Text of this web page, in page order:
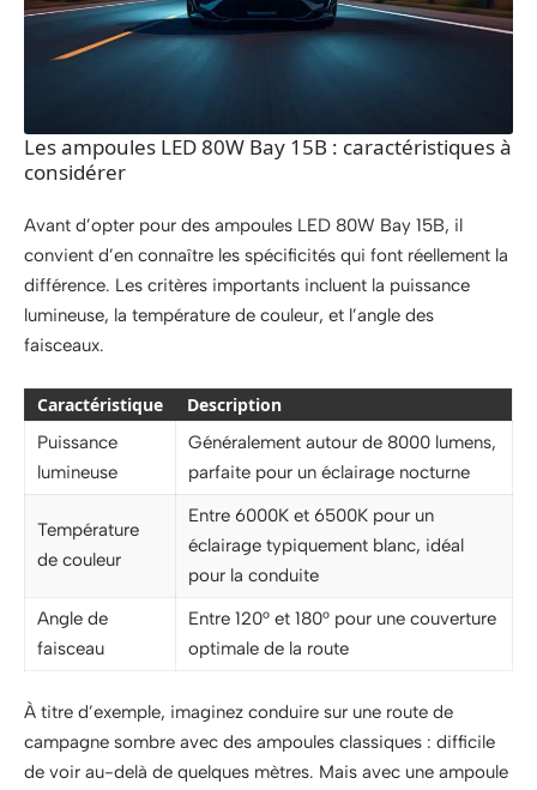
Les ampoules LED 80W Bay 15B : caractéristiques à
considérer
Avant d’opter pour des ampoules LED 80W Bay 15B, il
convient d’en connaître les spécificités qui font réellement la
différence. Les critères importants incluent la puissance
lumineuse, la température de couleur, et l’angle des
faisceaux.
Caractéristique Description
Puissance
lumineuse
Généralement autour de 8000 lumens,
parfaite pour un éclairage nocturne
Température
de couleur
Entre 6000K et 6500K pour un
éclairage typiquement blanc, idéal
pour la conduite
Angle de
faisceau
Entre 120° et 180° pour une couverture
optimale de la route
À titre d’exemple, imaginez conduire sur une route de
campagne sombre avec des ampoules classiques : difficile
de voir au-delà de quelques mètres. Mais avec une ampoule